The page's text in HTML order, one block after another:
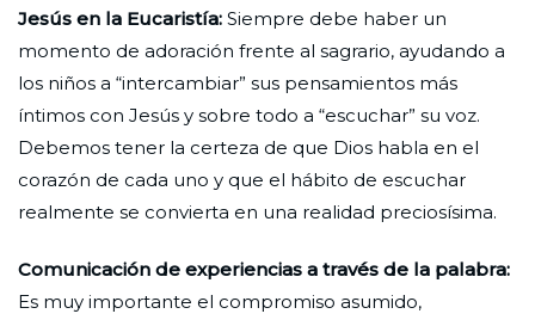
Jesús en la Eucaristía: Siempre debe haber un
momento de adoración frente al sagrario, ayudando a
los niños a “intercambiar” sus pensamientos más
íntimos con Jesús y sobre todo a “escuchar” su voz.
Debemos tener la certeza de que Dios habla en el
corazón de cada uno y que el hábito de escuchar
realmente se convierta en una realidad preciosísima.
Comunicación de experiencias a través de la palabra:
Es muy importante el compromiso asumido,